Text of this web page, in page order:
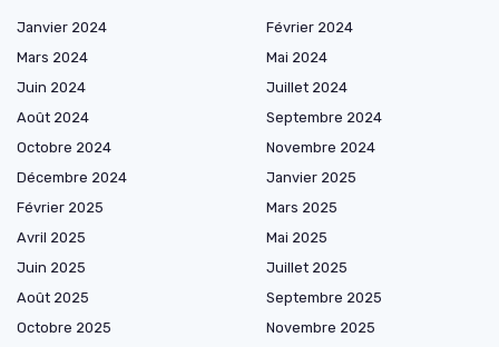
Janvier 2024
Février 2024
Mars 2024
Mai 2024
Juin 2024
Juillet 2024
Août 2024
Septembre 2024
Octobre 2024
Novembre 2024
Décembre 2024
Janvier 2025
Février 2025
Mars 2025
Avril 2025
Mai 2025
Juin 2025
Juillet 2025
Août 2025
Septembre 2025
Octobre 2025
Novembre 2025